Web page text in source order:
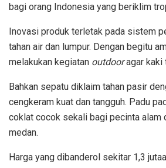
bagi orang Indonesia yang beriklim
Inovasi produk terletak pada sistem
tahan air dan lumpur. Dengan begitu
melakukan kegiatan outdooragar kaki
Bahkan sepatu diklaim tahan pasir
cengkeram kuat dan tangguh. Padu
coklat cocok sekali bagi pecinta alam
medan.
Harga yang dibanderol sekitar 1,3